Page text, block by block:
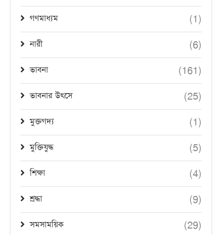
গণমাধ্যম (1)
নারী (6)
ভাবনা (161)
ভাবনার উৎসে (25)
মুক্তগদ্য (1)
মুক্তিযুদ্ধ (5)
শিক্ষা (4)
শ্রদ্ধা (9)
সমসাময়িক (29)